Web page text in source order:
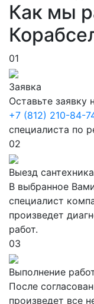
Как мы
01
Заявка
Оставьте заявку
+7 (812) 210-84-
специалиста по
02
Выезд сантехника
В выбранное
специалист
произведет
работ.
03
Выполнение
После
произведет все